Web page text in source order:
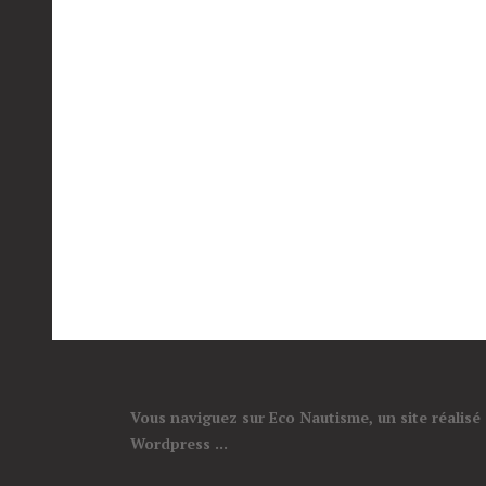
Vous naviguez sur Eco Nautisme, un site
Wordpress ...